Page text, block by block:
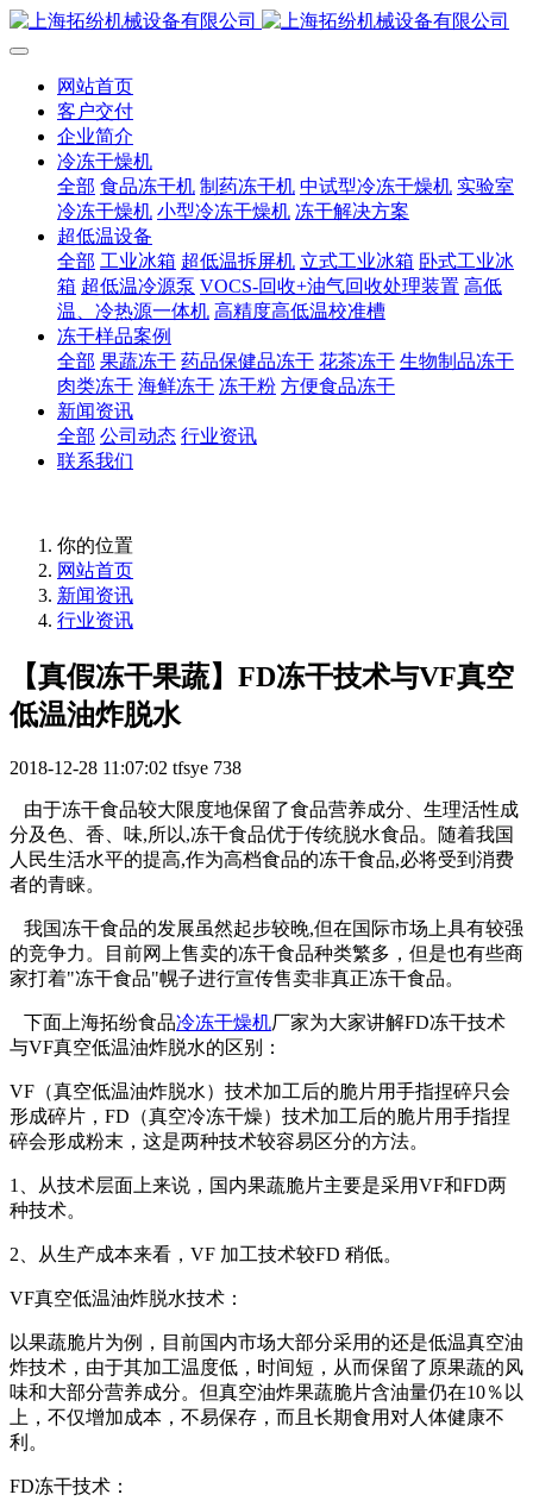
网站首页
客户交付
企业简介
冷冻干燥机
全部 食品冻干机 制药冻干机 中试型冷冻干燥机 实验室
冷冻干燥机 小型冷冻干燥机 冻干解决方案
超低温设备
全部 工业冰箱 超低温拆屏机 立式工业冰箱 卧式工业冰
箱 超低温冷源泵 VOCS-回收+油气回收处理装置 高低
温、冷热源一体机 高精度高低温校准槽
冻干样品案例
全部 果蔬冻干 药品保健品冻干 花茶冻干 生物制品冻干
肉类冻干 海鲜冻干 冻干粉 方便食品冻干
新闻资讯
全部 公司动态 行业资讯
联系我们
你的位置
网站首页
新闻资讯
行业资讯
【真假冻干果蔬】FD冻干技术与VF真空
低温油炸脱水
2018-12-28 11:07:02 tfsye 738
由于冻干食品较大限度地保留了食品营养成分、生理活性成
分及色、香、味,所以,冻干食品优于传统脱水食品。随着我国
人民生活水平的提高,作为高档食品的冻干食品,必将受到消费
者的青睐。
我国冻干食品的发展虽然起步较晚,但在国际市场上具有较强
的竞争力。目前网上售卖的冻干食品种类繁多，但是也有些商
家打着"冻干食品"幌子进行宣传售卖非真正冻干食品。
下面上海拓纷食品冷冻干燥机厂家为大家讲解FD冻干技术
与VF真空低温油炸脱水的区别：
VF（真空低温油炸脱水）技术加工后的脆片用手指捏碎只会
形成碎片，FD（真空冷冻干燥）技术加工后的脆片用手指捏
碎会形成粉末，这是两种技术较容易区分的方法。
1、从技术层面上来说，国内果蔬脆片主要是采用VF和FD两
种技术。
2、从生产成本来看，VF 加工技术较FD 稍低。
VF真空低温油炸脱水技术：
以果蔬脆片为例，目前国内市场大部分采用的还是低温真空油
炸技术，由于其加工温度低，时间短，从而保留了原果蔬的风
味和大部分营养成分。但真空油炸果蔬脆片含油量仍在10％以
上，不仅增加成本，不易保存，而且长期食用对人体健康不
利。
FD冻干技术：